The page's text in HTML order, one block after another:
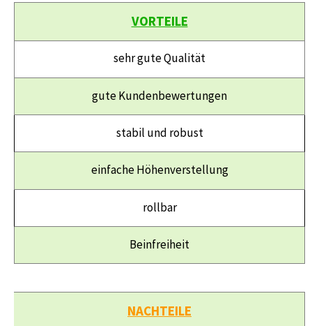
VORTEILE
sehr gute Qualität
gute Kundenbewertungen
stabil und robust
einfache Höhenverstellung
rollbar
Beinfreiheit
NACHTEILE